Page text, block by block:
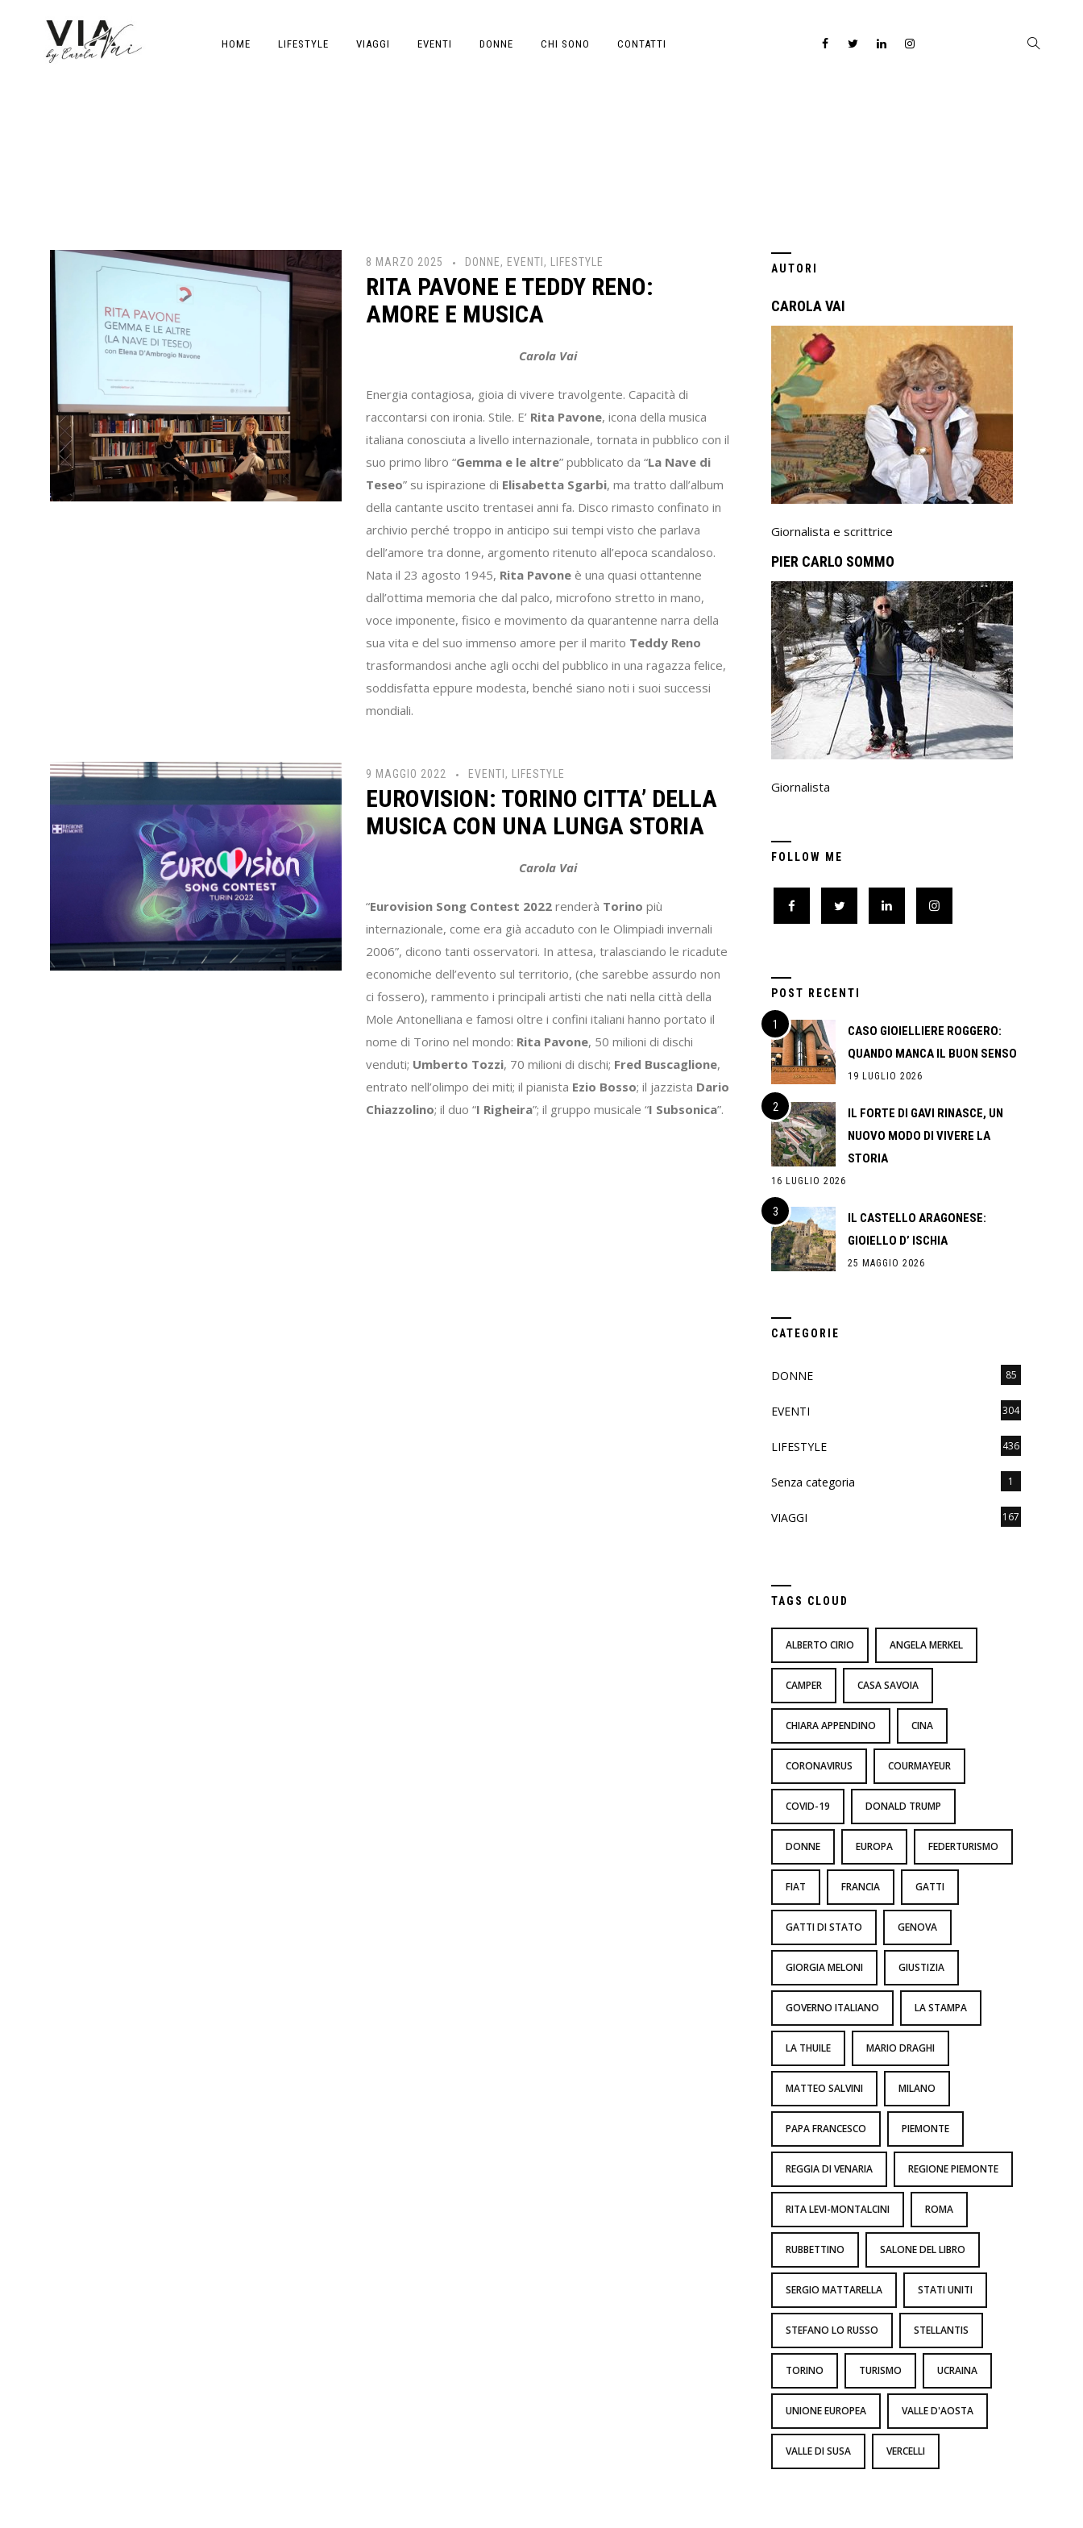
HOME LIFESTYLE VIAGGI EVENTI DONNE CHI SONO CONTATTI
8 MARZO 2025 DONNE, EVENTI , LIFESTYLE
RITA PAVONE E TEDDY RENO:
AMORE E MUSICA
Carola Vai
Energia contagiosa, gioia di vivere travolgente. Capacità di
raccontarsi con ironia. Stile. E’ Rita Pavone, icona della musica
italiana conosciuta a livello internazionale, tornata in pubblico con il
suo primo libro “Gemma e le altre” pubblicato da “La Nave di
Teseo” su ispirazione di Elisabetta Sgarbi, ma tratto dall’album
della cantante uscito trentasei anni fa. Disco rimasto confinato in
archivio perché troppo in anticipo sui tempi visto che parlava
dell’amore tra donne, argomento ritenuto all’epoca scandaloso.
Nata il 23 agosto 1945, Rita Pavone è una quasi ottantenne
dall’ottima memoria che dal palco, microfono stretto in mano,
voce imponente, fisico e movimento da quarantenne narra della
sua vita e del suo immenso amore per il marito Teddy Reno
trasformandosi anche agli occhi del pubblico in una ragazza felice,
soddisfatta eppure modesta, benché siano noti i suoi successi
mondiali.
9 MAGGIO 2022 EVENTI , LIFESTYLE
EUROVISION: TORINO CITTA’ DELLA
MUSICA CON UNA LUNGA STORIA
Carola Vai
“Eurovision Song Contest 2022 renderà Torino più
internazionale, come era già accaduto con le Olimpiadi invernali
2006”, dicono tanti osservatori. In attesa, tralasciando le ricadute
economiche dell’evento sul territorio, (che sarebbe assurdo non
ci fossero), rammento i principali artisti che nati nella città della
Mole Antonelliana e famosi oltre i confini italiani hanno portato il
nome di Torino nel mondo: Rita Pavone, 50 milioni di dischi
venduti; Umberto Tozzi, 70 milioni di dischi; Fred Buscaglione,
entrato nell’olimpo dei miti; il pianista Ezio Bosso; il jazzista Dario
Chiazzolino; il duo “I Righeira”; il gruppo musicale “I Subsonica”.
AUTORI
CAROLA VAI
Giornalista e scrittrice
PIER CARLO SOMMO
Giornalista
FOLLOW ME
POST RECENTI
CASO GIOIELLIERE ROGGERO:
QUANDO MANCA IL BUON SENSO
19 LUGLIO 2026
IL FORTE DI GAVI RINASCE, UN
NUOVO MODO DI VIVERE LA
STORIA
16 LUGLIO 2026
IL CASTELLO ARAGONESE:
GIOIELLO D’ ISCHIA
25 MAGGIO 2026
CATEGORIE
DONNE 85
EVENTI 304
LIFESTYLE 436
Senza categoria 1
VIAGGI 167
TAGS CLOUD
ALBERTO CIRIO ANGELA MERKEL
CAMPER CASA SAVOIA
CHIARA APPENDINO CINA
CORONAVIRUS COURMAYEUR
COVID-19 DONALD TRUMP
DONNE EUROPA FEDERTURISMO
FIAT FRANCIA GATTI
GATTI DI STATO GENOVA
GIORGIA MELONI GIUSTIZIA
GOVERNO ITALIANO LA STAMPA
LA THUILE MARIO DRAGHI
MATTEO SALVINI MILANO
PAPA FRANCESCO PIEMONTE
REGGIA DI VENARIA REGIONE PIEMONTE
RITA LEVI-MONTALCINI ROMA
RUBBETTINO SALONE DEL LIBRO
SERGIO MATTARELLA STATI UNITI
STEFANO LO RUSSO STELLANTIS
TORINO TURISMO UCRAINA
UNIONE EUROPEA VALLE D'AOSTA
VALLE DI SUSA VERCELLI